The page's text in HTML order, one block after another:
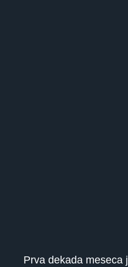
Prva dekada meseca